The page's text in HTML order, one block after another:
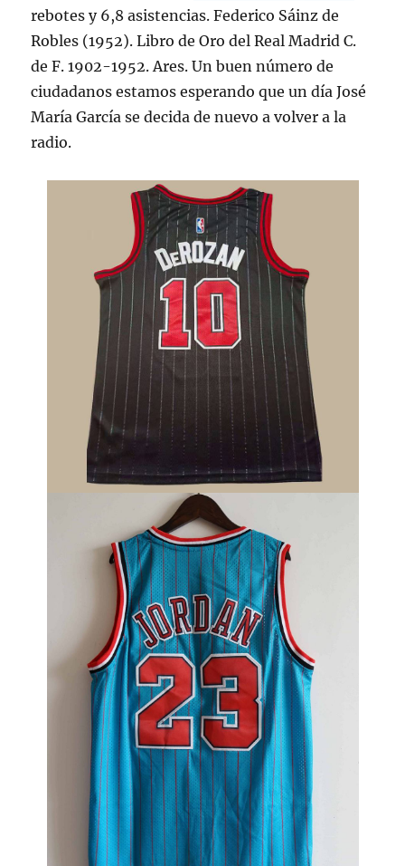
rebotes y 6,8 asistencias. Federico Sáinz de
Robles (1952). Libro de Oro del Real Madrid C.
de F. 1902-1952. Ares. Un buen número de
ciudadanos estamos esperando que un día José
María García se decida de nuevo a volver a la
radio.